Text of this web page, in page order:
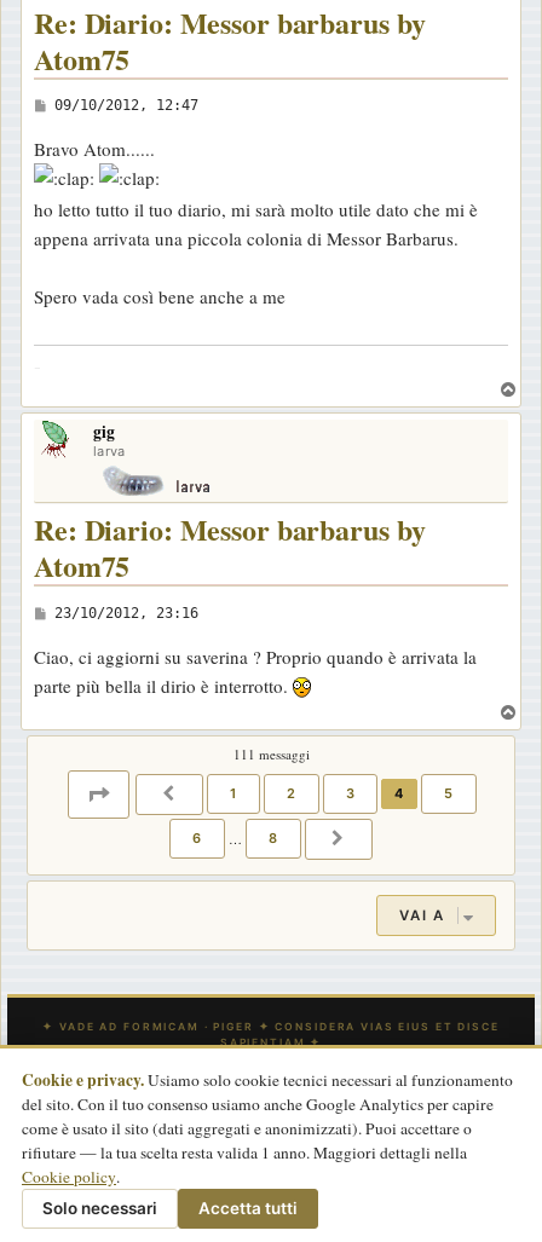
Re: Diario: Messor barbarus by
Atom75
M
s
s
a
g
i
09/10/2012, 12:47
Bravo Atom......
ho letto tutto il tuo diario, mi sarà molto utile dato che mi è
appena arrivata una piccola colonia di Messor Barbarus.
Spero vada così bene anche a me
o
gig
larva
Re: Diario: Messor barbarus by
Atom75
M
s
s
a
23/10/2012, 23:16
Ciao, ci aggiorni su saverina ? Proprio quando è arrivata la
parte più bella il dirio è interrotto.
o
111 messaggi
PAGINA4 PRECEDENTE
1 2 3 4 5
6 … 8
VAI A
INDICE Tutti gli orari sonoUTC
CONTATTACI
Powered byphpBB® Forum Software © phpBB Limited
Traduzione Italiana
Privacy|Termini|Cookie policy
Cookie e privacy.Usiamo solo cookie tecnici necessari al funzionamento
del sito. Con il tuo consenso usiamo anche Google Analytics per capire
come è usato il sito (dati aggregati e anonimizzati). Puoi accettare o
rifiutare — la tua scelta resta valida 1 anno. Maggiori dettagli nella
Cookie policy.
Solo necessari Accetta tutti